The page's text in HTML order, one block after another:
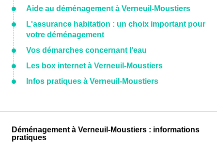
Aide au déménagement à Verneuil-Moustiers
L'assurance habitation : un choix important pour
votre déménagement
Vos démarches concernant l'eau
Les box internet à Verneuil-Moustiers
Infos pratiques à Verneuil-Moustiers
Déménagement à Verneuil-Moustiers : informations
pratiques